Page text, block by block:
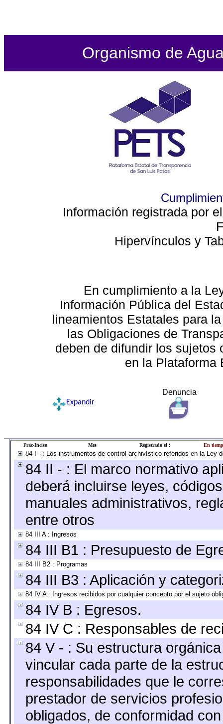
Organismo de
Información registrada por
Hipervínculos y
En cumplimiento a la
Información Pública del
lineamientos Estatales para
las Obligaciones de
deben de difundir los sujetos
en la Plataforma
Denuncia
Expandir
Frac-Inciso Mes Registrado el : En
84 I - : Los instrumentos de control archivístico referidos en la Ley
84 II - : El marco normativo
deberá incluirse leyes,
manuales administrativos,
entre otros
84 III A : Ingresos
84 III B1 : Presupuesto de
84 III B2 : Programas
84 III B3 : Aplicación y
84 IV A : Ingresos recibidos por cualquier concepto por el sujeto
84 IV B : Egresos.
84 IV C : Responsables de
84 V - : Su estructura
vincular cada parte de la
responsabilidades que le
prestador de servicios
obligados, de conformidad